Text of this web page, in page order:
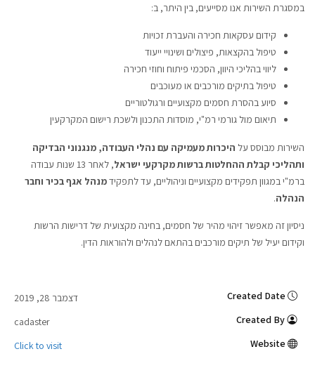
במסגרת השירות אנו מסייעים, בין היתר, ב:
קידום עסקאות חכירה והעברת זכויות
טיפול בהקצאות, פיצולים ושינויי ייעוד
ליווי בהליכי היוון, הסכמי פיתוח וחוזי חכירה
טיפול בתיקים מורכבים או מעוכבים
סיוע בהסרת חסמים מקצועיים ורגולטוריים
תיאום מול גורמי רמ"י, מוסדות התכנון ולשכת רישום המקרקעין
השירות מבוסס על היכרות מעמיקה עם נהלי העבודה, מנגנוני הבדיקה
ותהליכי קבלת ההחלטות ברשות מקרקעי ישראל
, לאחר 13 שנות עבודה
ברמ"י במגוון תפקידים מקצועיים וניהוליים, עד לתפקידמנהל אגף בכיר וחבר
הנהלה.
ניסיון זה מאפשר זיהוי מהיר של חסמים, בחינה מקצועית של דרישות הרשות
וקידום יעיל של תיקים מורכבים בהתאם לנהלים ולהוראות הדין.
דצמבר 28, 2019
cadaster
Click to visit